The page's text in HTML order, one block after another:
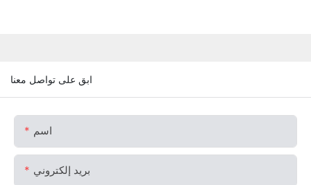
ابق على تواصل معنا
اسم
بريد إلكتروني